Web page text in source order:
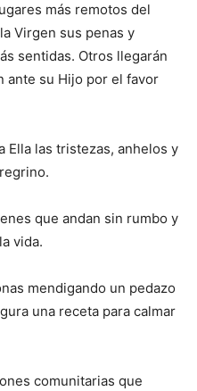
más remotos del
Virgen sus penas y
sentidas. Otros llegarán
ante su Hijo por el favor
Ella las tristezas, anhelos y
que andan sin rumbo y
vida.
mendigando un pedazo
una ­receta para calmar
comunitarias que